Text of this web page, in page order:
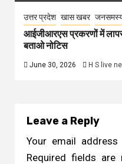
उत्तर प्रदेश खास खबर
आईजीआरएस प्रकरणों में
बताओ नोटिस
June 30, 2026 H S live
Leave a Reply
Your email
Required fields are